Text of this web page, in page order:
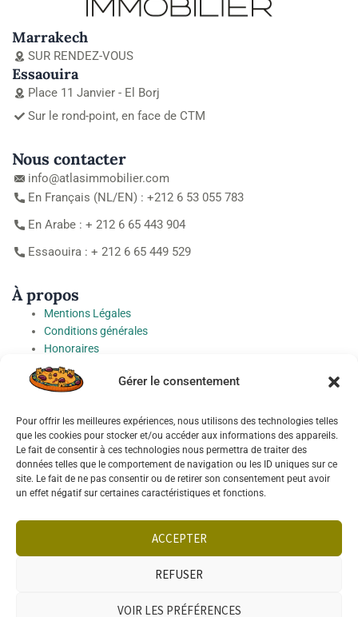
Gérer le consentement
Pour offrir les meilleures expériences, nous utilisons des technologies telles
que les cookies pour stocker et/ou accéder aux informations des appareils.
Le fait de consentir à ces technologies nous permettra de traiter des
données telles que le comportement de navigation ou les ID uniques sur ce
site. Le fait de ne pas consentir ou de retirer son consentement peut avoir
un effet négatif sur certaines caractéristiques et fonctions.
ACCEPTER
REFUSER
VOIR LES PRÉFÉRENCES
Marrakech
SUR RENDEZ-VOUS
Essaouira
Place 11 Janvier - El Borj
Sur le rond-point, en face de CTM
Nous contacter
info@atlasimmobilier.com
En Français (NL/EN) : +212 6 53 055 783
En Arabe : + 212 6 65 443 904
Essaouira : + 212 6 65 449 529
À propos
Mentions Légales
Conditions générales
Honoraires
Charte de protection des Données à caractère personnel
Préférences cookies
Socials
Français